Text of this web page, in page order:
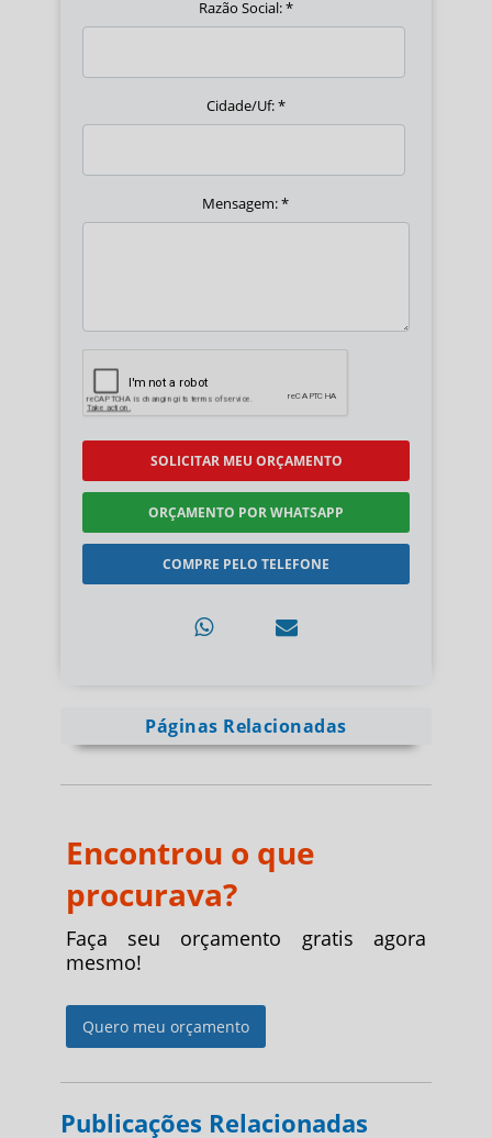
Razão Social:*
Cidade/Uf:*
Mensagem:*
SOLICITAR MEU ORÇAMENTO
ORÇAMENTO POR WHATSAPP
COMPRE PELO TELEFONE
Páginas Relacionadas
Encontrou o que
procurava?
Faça seu orçamento gratis agora
mesmo!
Quero meu orçamento
Publicações Relacionadas